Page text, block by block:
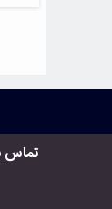
تماس